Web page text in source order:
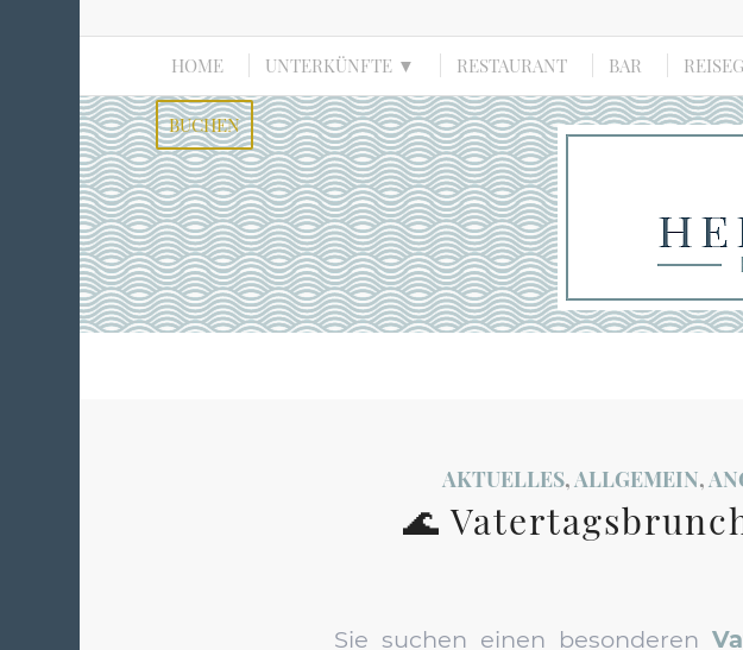
HOME UNTERKÜNFTE ▼ RESTAURANT BAR
BUCHEN
AKTUELLES, ALLGEMEIN,
🌊
Sie suchen einen besonderen